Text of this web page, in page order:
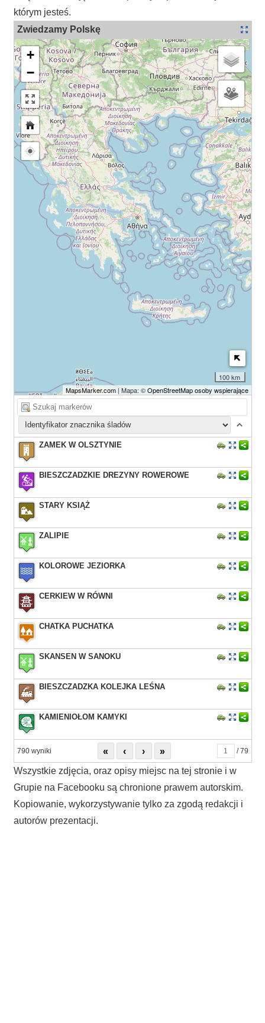
którym jesteś.
Zwiedzamy Polskę
+
−
100 km
MapsMarker.com| Mapa: ©OpenStreetMap osoby wspierające
ZAMEK W OLSZTYNIE
BIESZCZADZKIE DREZYNY ROWEROWE
STARY KSIĄŻ
ZALIPIE
KOLOROWE JEZIORKA
CERKIEW W RÓWNI
CHATKA PUCHATKA
SKANSEN W SANOKU
BIESZCZADZKA KOLEJKA LEŚNA
KAMIENIOŁOM KAMYKI
790 wyniki « ‹ › » / 79
Wszystkie zdjęcia, oraz opisy miejsc na tej stronie i w
Grupie na Facebooku są chronione prawem autorskim.
Kopiowanie, wykorzystywanie tylko za zgodą redakcji i
autorów prezentacji.